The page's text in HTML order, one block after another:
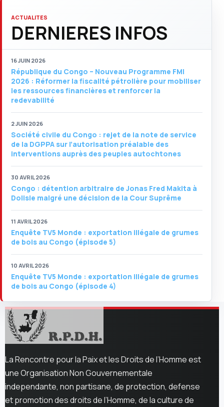
ACTUALITES
DERNIERES INFOS
16 JUIN 2026
République du Congo – Nouveau Programme FMI
2026 : Réformer la fiscalité pétrolière pour mobiliser
les ressources financières et renforcer la
redevabilité
2 JUIN 2026
Société civile du Congo : rejet de la note de service
de la DGPPA sur l’autorisation préalable des
interventions auprès des peuples autochtones
30 AVRIL 2026
Congo : détention arbitraire de Jonas Fred Makita à
Dolisie malgré une décision de la Cour Suprême
11 AVRIL 2026
Enquête TV5 Monde : exportation illégale de grumes
de bois au Congo (épisode 5)
10 AVRIL 2026
Enquête TV5 Monde : exportation illégale de grumes
de bois au Congo (épisode 4)
La Rencontre pour la Paix et les Droits de l’Homme est
une Organisation Non Gouvernementale
independante, non partisane, de protection, defense
et promotion des droits de l’Homme, de la culture de